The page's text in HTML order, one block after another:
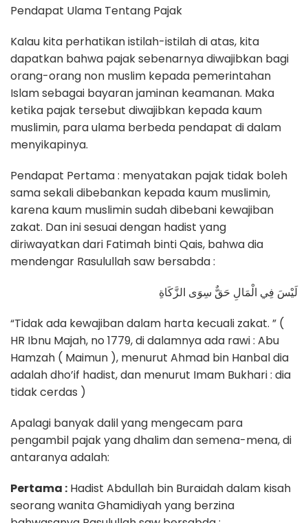
Pendapat Ulama Tentang Pajak
Kalau kita perhatikan istilah-istilah di atas, kita
dapatkan bahwa pajak sebenarnya diwajibkan bagi
orang-orang non muslim kepada pemerintahan
Islam sebagai bayaran jaminan keamanan. Maka
ketika pajak tersebut diwajibkan kepada kaum
muslimin, para ulama berbeda pendapat di dalam
menyikapinya.
Pendapat Pertama : menyatakan pajak tidak boleh
sama sekali dibebankan kepada kaum muslimin,
karena kaum muslimin sudah dibebani kewajiban
zakat. Dan ini sesuai dengan hadist yang
diriwayatkan dari Fatimah binti Qais, bahwa dia
mendengar Rasulullah saw bersabda :
لَيْسَ فِي الْمَالِ حَقٌّ سِوَى الزَّكَاةِ
“Tidak ada kewajiban dalam harta kecuali zakat. ” (
HR Ibnu Majah, no 1779, di dalamnya ada rawi : Abu
Hamzah ( Maimun ), menurut Ahmad bin Hanbal dia
adalah dho’if hadist, dan menurut Imam Bukhari : dia
tidak cerdas )
Apalagi banyak dalil yang mengecam para
pengambil pajak yang dhalim dan semena-mena, di
antaranya adalah:
Pertama : Hadist Abdullah bin Buraidah dalam kisah
seorang wanita Ghamidiyah yang berzina